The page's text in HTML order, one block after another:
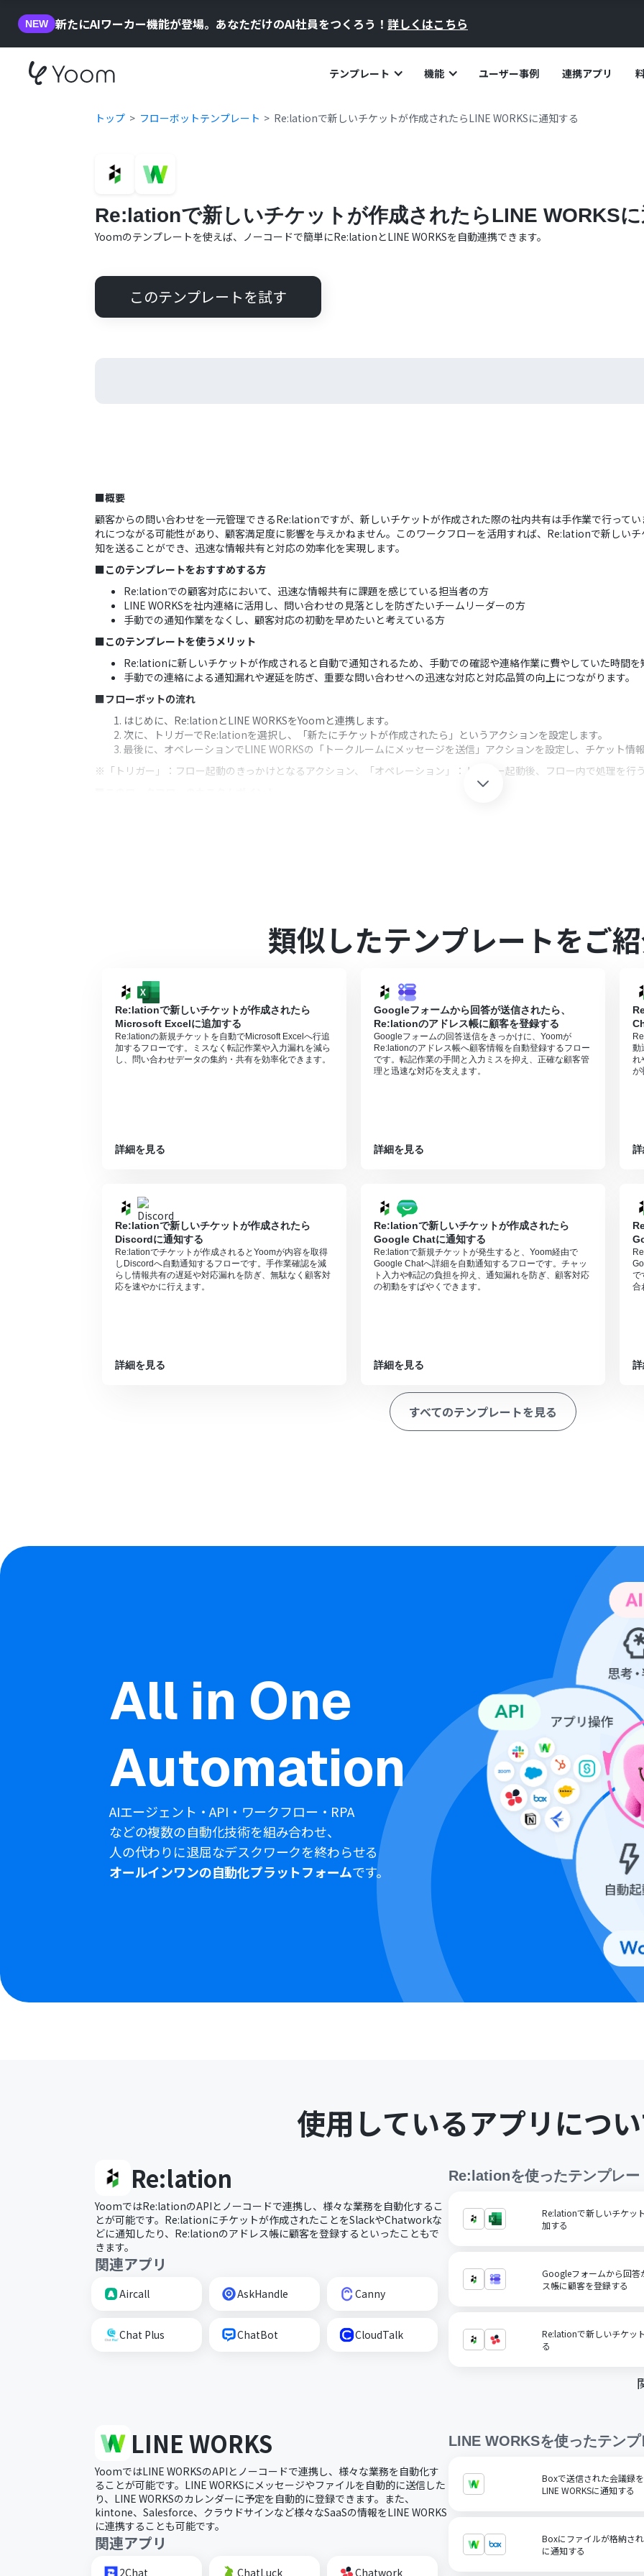
NEW 新たにAIワーカー機能が登場。あなただけのAI社員をつくろう！ 詳しくはこちら
テンプレート 機能 ユーザー事例 連携アプリ
トップ フローボットテンプレート Re:lationで新しいチケットが作成されたらLINE WORKSに通知する
Re:lationで新しいチケットが作成されたらLINE WORKS
Yoomのテンプレートを使えば、ノーコードで簡単にRe:lationとLINE WORKSを自動連携できます。
このテンプレートを試す
■概要
顧客からの問い合わせを一元管理できるRe:lationですが、新しいチケットが作成された際の社内共有は手作業で行って
れにつながる可能性があり、顧客満足度に影響を与えかねません。このワークフローを活用すれば、Re:lationで新しい
知を送ることができ、迅速な情報共有と対応の効率化を実現します。
■このテンプレートをおすすめする方
Re:lationでの顧客対応において、迅速な情報共有に課題を感じている担当者の方
LINE WORKSを社内連絡に活用し、問い合わせの見落としを防ぎたいチームリーダーの方
手動での通知作業をなくし、顧客対応の初動を早めたいと考えている方
■このテンプレートを使うメリット
Re:lationに新しいチケットが作成されると自動で通知されるため、手動での確認や連絡作業に費やしていた時間を
手動での連絡による通知漏れや遅延を防ぎ、重要な問い合わせへの迅速な対応と対応品質の向上につながります。
■フローボットの流れ
はじめに、Re:lationとLINE WORKSをYoomと連携します。
次に、トリガーでRe:lationを選択し、「新たにチケットが作成されたら」というアクションを設定します。
最後に、オペレーションでLINE WORKSの「トークルームにメッセージを送信」アクションを設定し、チケット情
※「トリガー」：フロー起動のきっかけとなるアクション、「オペレーション」：トリガー起動後、フロー内で処理を行
類似したテンプレートをご
Re:lationで新しいチケットが作成されたら
Microsoft Excelに追加する
Re:lationの新規チケットを自動でMicrosoft Excelへ行追
加するフローです。ミスなく転記作業や入力漏れを減ら
し、問い合わせデータの集約・共有を効率化できます。
詳細を見る
Googleフォームから回答が送信されたら、
Re:lationのアドレス帳に顧客を登録する
Googleフォームの回答送信をきっかけに、Yoomが
Re:lationのアドレス帳へ顧客情報を自動登録するフロー
です。転記作業の手間と入力ミスを抑え、正確な顧客管
理と迅速な対応を支えます。
詳細を見る
動
れ
が
Re:lationで新しいチケットが作成されたら
Discordに通知する
Re:lationでチケットが作成されるとYoomが内容を取得
しDiscordへ自動通知するフローです。手作業確認を減
らし情報共有の遅延や対応漏れを防ぎ、無駄なく顧客対
応を速やかに行えます。
詳細を見る
Re:lationで新しいチケットが作成されたら
Google Chatに通知する
Re:lationで新規チケットが発生すると、Yoom経由で
Google Chatへ詳細を自動通知するフローです。チャッ
ト入力や転記の負担を抑え、通知漏れを防ぎ、顧客対応
の初動をすばやくできます。
詳細を見る
で
合
すべてのテンプレートを見る
All in One
Automation
AIエージェント・API・ワークフロー・RPA
などの複数の自動化技術を組み合わせ、
人の代わりに退屈なデスクワークを終わらせる
オールインワンの自動化プラットフォームです。
使用しているアプリにつ
Re:lation
YoomではRe:lationのAPIとノーコードで連携し、様々な業務を自動化するこ
とが可能です。Re:lationにチケットが作成されたことをSlackやChatworkな
どに通知したり、Re:lationのアドレス帳に顧客を登録するといったこともで
きます。
関連アプリ
Aircall AskHandle Canny
Chat Plus ChatBot CloudTalk
Re:lationを使ったテンプレー
Re:lationで新しいチケッ
加する
Googleフォームから回
ス帳に顧客を登録する
Re:lationで新しいチケッ
る
LINE WORKS
YoomではLINE WORKSのAPIとノーコードで連携し、様々な業務を自動化す
ることが可能です。LINE WORKSにメッセージやファイルを自動的に送信した
り、LINE WORKSのカレンダーに予定を自動的に登録できます。また、
kintone、Salesforce、クラウドサインなど様々なSaaSの情報をLINE WORKS
に連携することも可能です。
関連アプリ
2Chat ChatLuck Chatwork
LINE WORKSを使ったテンプ
Boxで送信された会議録
LINE WORKSに通知する
Boxにファイルが格納さ
に通知する